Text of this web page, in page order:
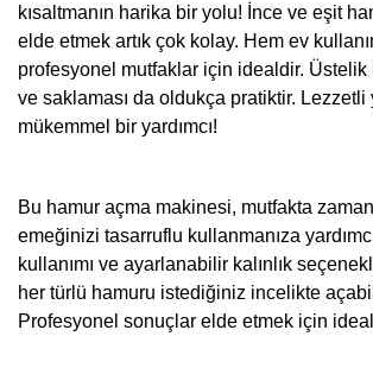
kısaltmanın harika bir yolu! İnce ve eşit
elde etmek artık çok kolay. Hem ev
profesyonel mutfaklar için idealdir.
ve saklaması da oldukça pratiktir. Lezzetli
mükemmel bir yardımcı!
Bu hamur açma makinesi, mutfakta
emeğinizi tasarruflu kullanmanıza
kullanımı ve ayarlanabilir kalınlık
her türlü hamuru istediğiniz incelikte
Profesyonel sonuçlar elde etmek için ideal